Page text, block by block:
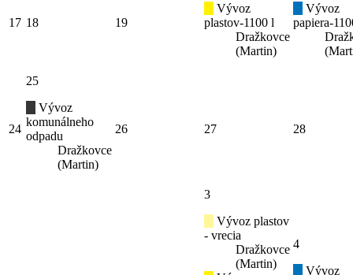
17 18 19
Vývoz
plastov-1100 l
Dražkovce
(Martin)
Vývoz
papiera-
24
25
Vývoz
komunálneho
odpadu
Dražkovce
(Martin)
26 27 28
3
Vývoz plastov
- vrecia
Dražkovce
(Martin)
4
Vývoz